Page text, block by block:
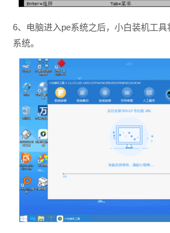
6、电脑进入pe系统之后，小白装机工具
系统。